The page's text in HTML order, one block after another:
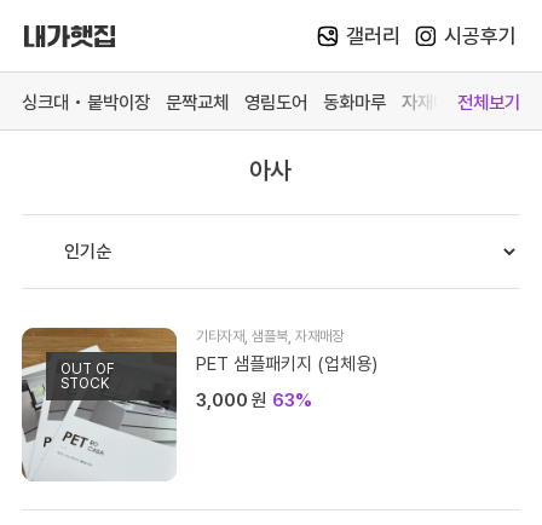
싱크대 • 붙박이장 문짝교체 영림도어 동화마루 자재매장전체보기
Skip
아사
OUT OF
STOCK
기타자재 ,샘플북 ,자재매장
PET 샘플패키지 (업체용)
3,000 원 63%
갤러리 시공후기
싱크대
붙박이장
바스 화장실
영림 방문
예림 방문 (문의)
동화 강화마루
한솔 마루 (문의)
목재
스페이
# 색상샘플 / 싱크대